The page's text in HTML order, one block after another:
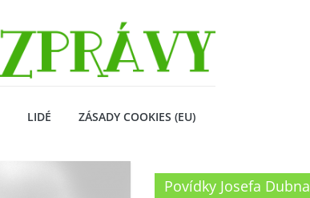
LIDÉ ZÁSADY COOKIES (EU)
Povídky Josefa Dubna